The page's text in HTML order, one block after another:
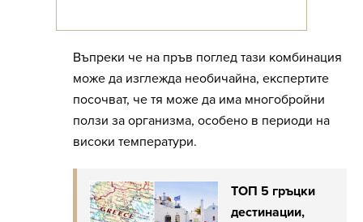
Въпреки че на пръв поглед тази комбинация
може да изглежда необичайна, експертите
посочват, че тя може да има многобройни
ползи за организма, особено в периоди на
високи температури.
ТОП 5 гръцки
дестинации,